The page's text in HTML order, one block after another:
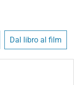
Dal libro al film